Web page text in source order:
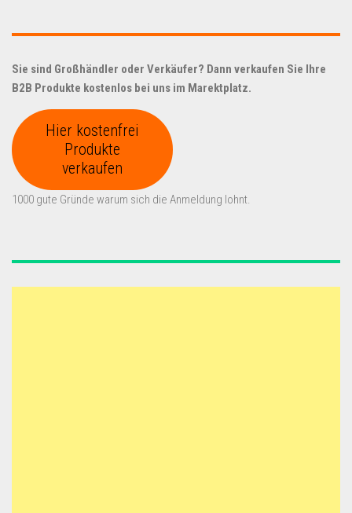
Sie sind Großhändler oder Verkäufer? Dann verkaufen Sie Ihre
B2B Produkte kostenlos bei uns im Marektplatz.
Hier kostenfrei
Produkte
verkaufen
1000 gute Gründe warum sich die Anmeldung lohnt.